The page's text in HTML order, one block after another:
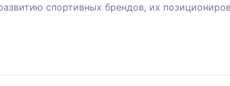
спортивных брендов, их